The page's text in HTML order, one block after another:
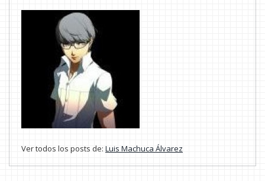
Ver todos los posts de: Luis Machuca Álvarez